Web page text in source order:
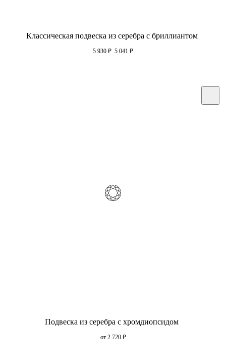
Классическая подвеска из серебра с бриллиантом
5 930 ₽ 5 041 ₽
Подвеска из серебра с хромдиопсидом
от 2 720 ₽